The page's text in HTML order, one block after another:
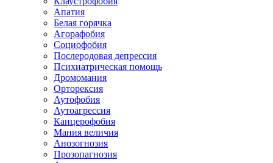
Апатия
Белая горячка
Агорафобия
Социофобия
Послеродовая депрессия
Психиатрическая помощь
Дромомания
Орторексия
Аутофобия
Аутоагрессия
Канцерофобия
Мания величия
Анозогнозия
Прозопагнозия